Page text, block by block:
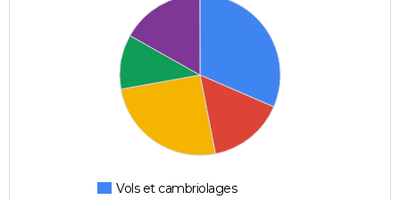
Vols et cambriolages